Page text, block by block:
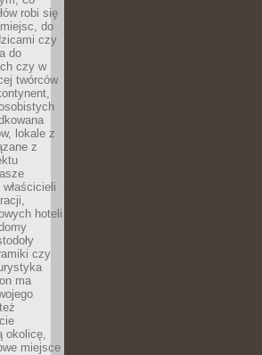
robi się
do
czy
do
czy w
twórców
lokale z
z
hoteli
czy
ma
okolicę,
miejsce